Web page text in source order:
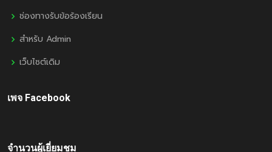
ช่องทางรับข้อร้องเรียน
สำหรับ Admin
เว็บไซต์เดิม
เพจ Facebook
จำนวนผู้เยี่ยมชม